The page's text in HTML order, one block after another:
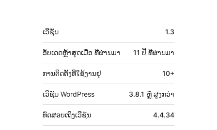
ຂໍ້ມູນ
ກຳກັບ
(Meta)
ເວີຊັນ 1.3
ອັບເດດຫຼ້າສຸດເມື່ອ 11 ປີ ທີ່ຜ່ານມາ
ທີ່ຜ່ານມາ
ການຕິດຕັ້ງທີ່ໃຊ້ງານຢູ່ 10+
ເວີຊັນ WordPress 3.8.1 ຫຼື ສູງກວ່າ
ທົດສອບເຖິງເວີຊັນ 4.4.34